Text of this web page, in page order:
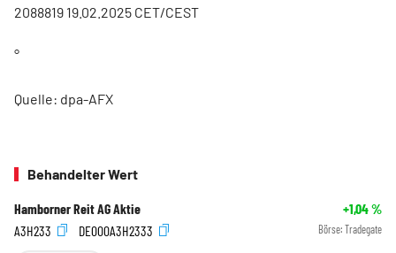
2088819 19.02.2025 CET/CEST
°
Quelle: dpa-AFX
Behandelter Wert
Hamborner Reit AG Aktie +1,04%
A3H233
DE000A3H2333 Börse: Tradegate